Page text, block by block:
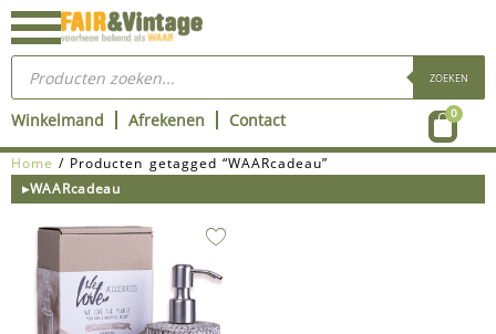
Ga
naar
inhoud
Producten
zoeken ZOEKEN
Winkelmand Afrekenen Contact 0
Home / Producten getagged “WAARcadeau”
▸WAARcadeau